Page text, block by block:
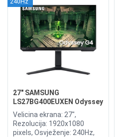
27" SAMSUNG
LS27BG400EUXEN Odyssey
G4 240Hz Display
Velicina ekrana: 27",
Rezolucija: 1920x1080
pixels, Osvježenje: 240Hz,